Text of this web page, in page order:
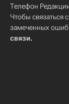
Телефон
Чтобы связаться
замеченных
связи.